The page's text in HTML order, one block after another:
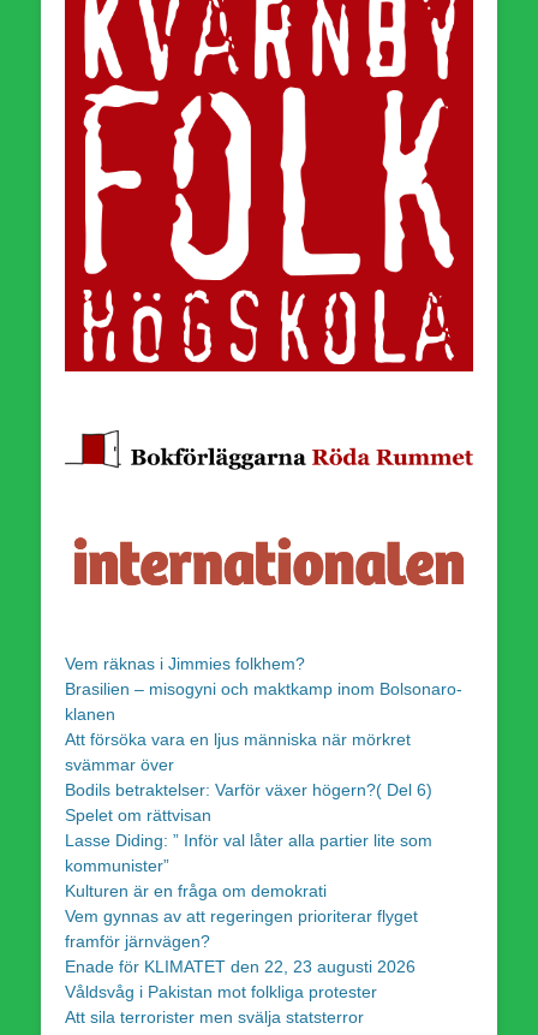
Vem räknas i Jimmies folkhem?
Brasilien – misogyni och maktkamp inom Bolsonaro-
klanen
Att försöka vara en ljus människa när mörkret
svämmar över
Bodils betraktelser: Varför växer högern?( Del 6)
Spelet om rättvisan
Lasse Diding: ” Inför val låter alla partier lite som
kommunister”
Kulturen är en fråga om demokrati
Vem gynnas av att regeringen prioriterar flyget
framför järnvägen?
Enade för KLIMATET den 22, 23 augusti 2026
Våldsvåg i Pakistan mot folkliga protester
Att sila terrorister men svälja statsterror